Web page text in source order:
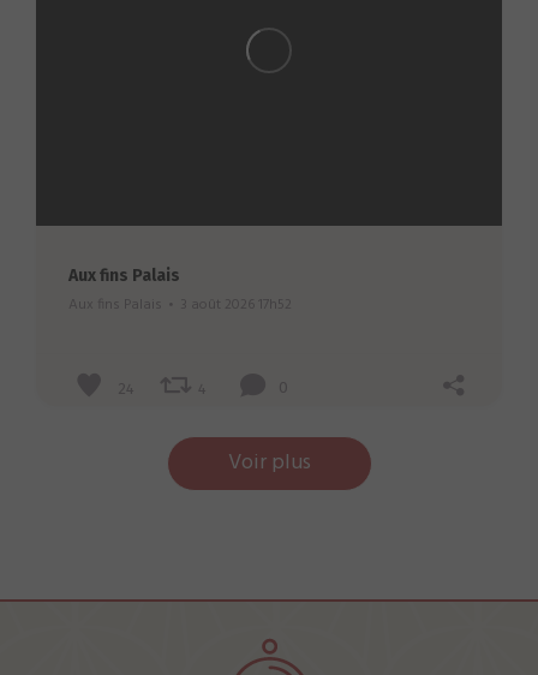
Aux fins Palais
Aux fins Palais 3 août 2026 17h52
24 4 0
Voir plus